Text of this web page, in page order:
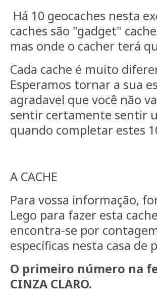
Há 10 geocaches nesta
caches são "gadget"
mas onde o cacher terá
Cada cache é muito
Esperamos tornar a sua
agradavel que você não
sentir certamente sentir
quando completar estes
A CACHE
Para vossa informação,
Lego para fazer esta
encontra-se por
específicas nesta casa de
O primeiro número na
CINZA CLARO.